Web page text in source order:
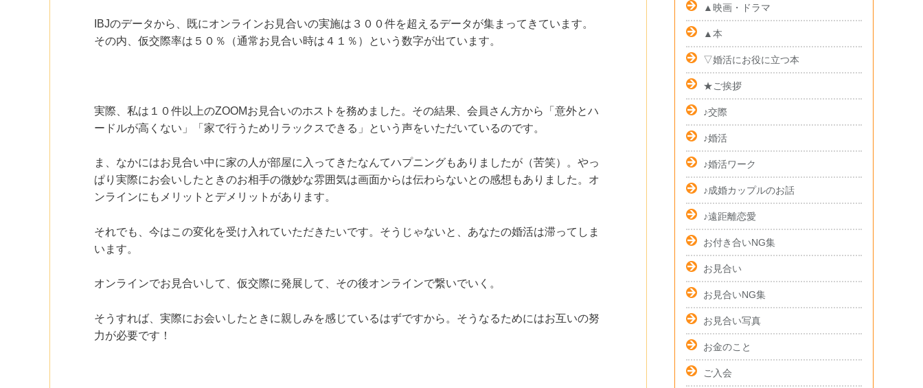
IBJのデータから、既にオンラインお見合いの実施は３００件を超えるデータが集まってきています。
その内、仮交際率は５０％（通常お見合い時は４１％）という数字が出ています。
実際、私は１０件以上のZOOMお見合いのホストを務めました。その結果、会員さん方から「意外とハ
ードルが高くない」「家で行うためリラックスできる」という声をいただいているのです。
ま、なかにはお見合い中に家の人が部屋に入ってきたなんてハプニングもありましたが（苦笑）。やっ
ぱり実際にお会いしたときのお相手の微妙な雰囲気は画面からは伝わらないとの感想もありました。オ
ンラインにもメリットとデメリットがあります。
それでも、今はこの変化を受け入れていただきたいです。そうじゃないと、あなたの婚活は滞ってしま
います。
オンラインでお見合いして、仮交際に発展して、その後オンラインで繋いでいく。
そうすれば、実際にお会いしたときに親しみを感じているはずですから。そうなるためにはお互いの努
力が必要です！
▲映画・ドラマ
▲本
▽婚活にお役に立つ本
★ご挨拶
♪交際
♪婚活
♪婚活ワーク
♪成婚カップルのお話
♪遠距離恋愛
お付き合いNG集
お見合い
お見合いNG集
お見合い写真
お金のこと
ご入会